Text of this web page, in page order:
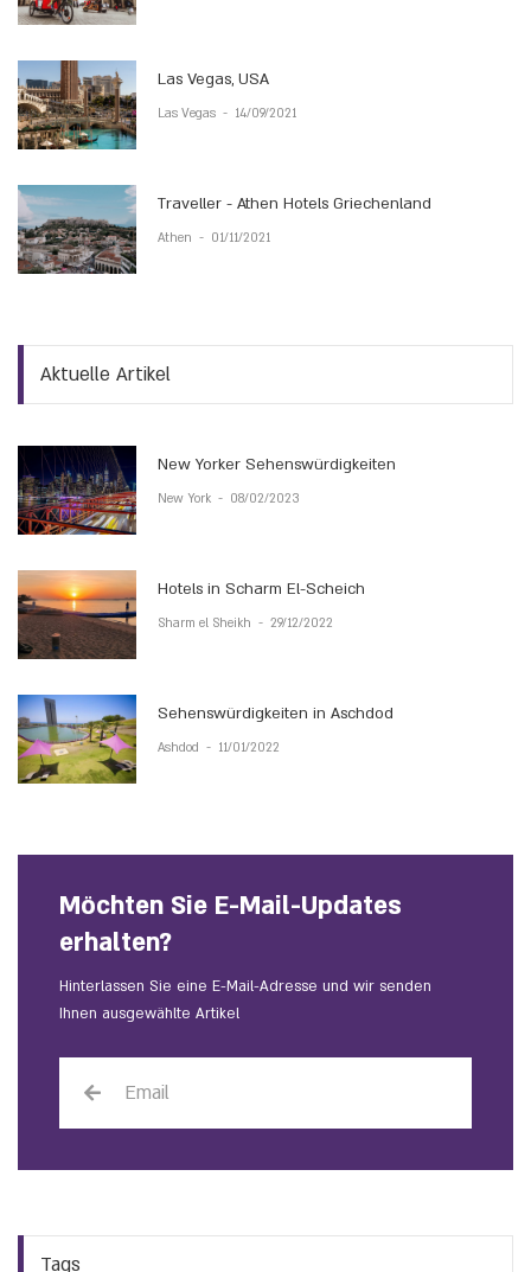
Las Vegas, USA
Las Vegas - 14/09/2021
Traveller - Athen Hotels Griechenland
Athen - 01/11/2021
Aktuelle Artikel
New Yorker Sehenswürdigkeiten
New York - 08/02/2023
Hotels in Scharm El-Scheich
Sharm el Sheikh - 29/12/2022
Sehenswürdigkeiten in Aschdod
Ashdod - 11/01/2022
Möchten Sie E-Mail-Updates
erhalten?
Hinterlassen Sie eine E-Mail-Adresse und wir senden
Ihnen ausgewählte Artikel
Tags